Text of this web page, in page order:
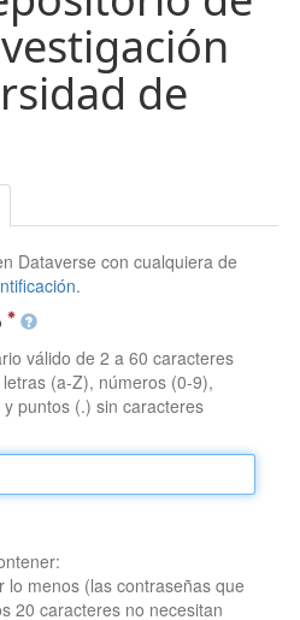
de
Dataverse con cualquiera de
.
válido de 2 a 60 caracteres
(a-Z), números (0-9),
puntos (.) sin caracteres
lo menos (las contraseñas que
20 caracteres no necesitan